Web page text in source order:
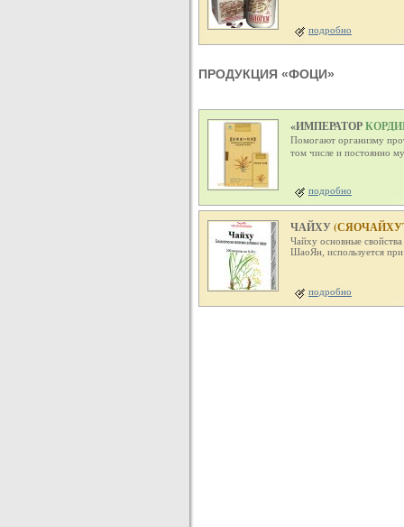
подробно
ПРОДУКЦИЯ «ФОЦИ»
«ИМПЕРАТОР
Помогают организму
том числе и постоянно
подробно
ЧАЙХУ
Чайху основные
ШаоЯн, используется
подробно